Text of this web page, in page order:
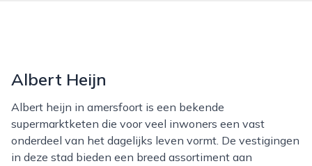
Albert Heijn
Albert heijn in amersfoort is een bekende
supermarktketen die voor veel inwoners een vast
onderdeel van het dagelijks leven vormt. De vestigingen
in deze stad bieden een breed assortiment aan